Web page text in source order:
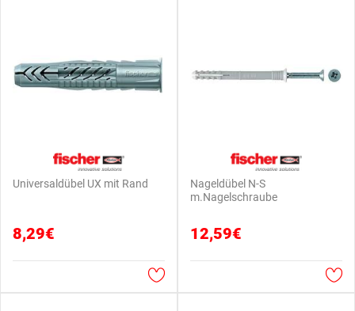
Universaldübel UX mit Rand
8,29€
Nageldübel N-S
m.Nagelschraube
12,59€